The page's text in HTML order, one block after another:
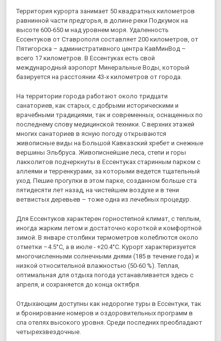
Территория курорта занимает 50 квадратных километров
равнинной части предгорья, в долине реки Подкумок на
высоте 600-650 м над уровнем моря. Удаленность
Ессентуков от Ставрополя составляет 200 километров, от
Пятигорска – административного центра КавМинВод –
всего 17 километров. В Ессентуках есть свой
международный аэропорт Минеральные Воды, который
базируется на расстоянии 43-х километров от города.
На территории города работают около тридцати
санаториев, как старых, с добрыми историческими и
врачебными традициями, так и современных, оснащенных по
последнему слову медицинской техники. С верхних этажей
многих санаториев в ясную погоду открываются
живописные виды на Большой Кавказский хребет и снежные
вершины Эльбруса. Живописнейшие леса, степи и горы
лакколитов подчеркнуты в Ессентуках старинным парком с
аллеями и терренкурами, за которыми ведется тщательный
уход. Пешие прогулки в этом парке, созданном больше ста
пятидесяти лет назад, на чистейшем воздухе и в тени
ветвистых деревьев – тоже одна из лечебных процедур.
Для Ессентуков характерен горностепной климат, с теплым,
иногда жарким летом и достаточно короткой и комфортной
зимой. В январе столбики термометров колеблются около
отметки –4.5°C, а в июле - +20.4°C. Курорт характеризуется
многочисленными солнечными днями (185 в течение года) и
низкой относительной влажностью (50-60 %). Теплая,
оптимальная для отдыха погода устанавливается здесь с
апреля, и сохраняется до конца октября.
Отдыхающим доступны как недорогие туры в Ессентуки, так
и бронирование номеров и оздоровительных программ в
спа отелях высокого уровня. Среди последних преобладают
четырехзвездочные.